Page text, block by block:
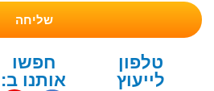
שליחה
טלפון
לייעוץ
חפשו
אותנו ב: